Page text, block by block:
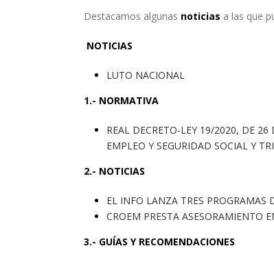
Destacamos algunas noticias a las que
NOTICIAS
LUTO NACIONAL
1.- NORMATIVA
REAL DECRETO-LEY 19/2020, DE
EMPLEO Y SEGURIDAD SOCIAL Y
2.- NOTICIAS
EL INFO LANZA TRES PROGRAMAS
CROEM PRESTA ASESORAMIENTO
3.- GUÍAS Y RECOMENDACIONES